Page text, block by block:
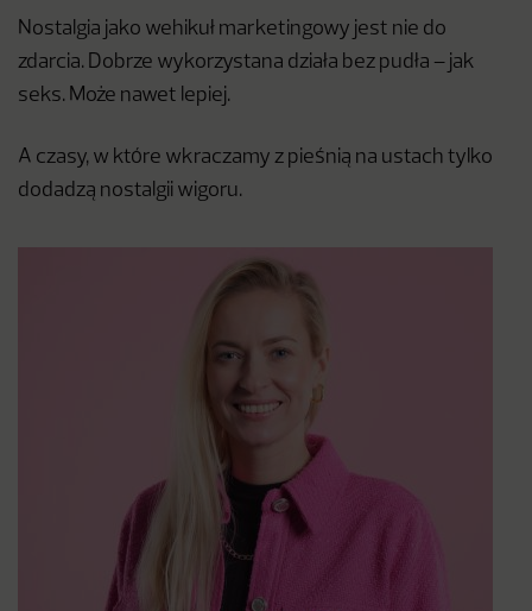
Nostalgia jako wehikuł marketingowy jest nie do
zdarcia. Dobrze wykorzystana działa bez pudła – jak
seks. Może nawet lepiej.
A czasy, w które wkraczamy z pieśnią na ustach tylko
dodadzą nostalgii wigoru.